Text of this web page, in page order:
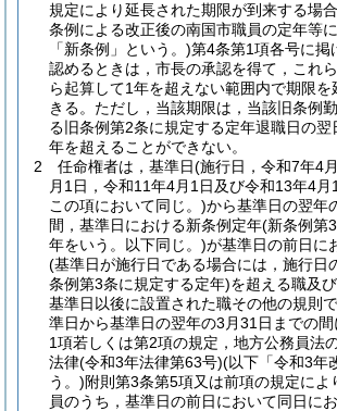
規定により延長された期限が到来する場
条例による改正後の南国市職員の定年等
「新条例」という。)第4条第1項各号に掲
認めるときは，市長の承認を得て，これ
ら起算して1年を超えない範囲内で期限
きる。 ただし，当該期限は，当該旧条例
る旧条例第2条に規定する定年退職日の翌
年を超えることができない。
2
任命権者は，基準日(施行日，令和7年4
月1日，令和11年4月1日及び令和13年4
この項において同じ。)から基準日の翌年
間，基準日における新条例定年(新条例第
年をいう。以下同じ。)が基準日の前日に
(基準日が施行日である場合には，施行日
条例第3条に規定する定年)を超える職及
基準日以後に設置された職その他の規則
準日から基準日の翌年の3月31日までの
1項若しくは第2項の規定，地方公務員法
法律(令和3年法律第63号)(以下「令和3年
う。)附則第3条第5項又は前項の規定によ
員のうち，基準日の前日において同日に